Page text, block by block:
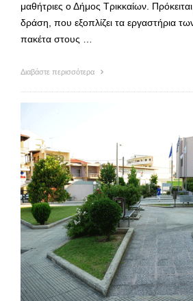
μαθήτριες ο Δήμος Τρικκαίων.
δράση, που εξοπλίζει τα εργαστήρια
πακέτα στους …
Διαβάστε περισσότερα